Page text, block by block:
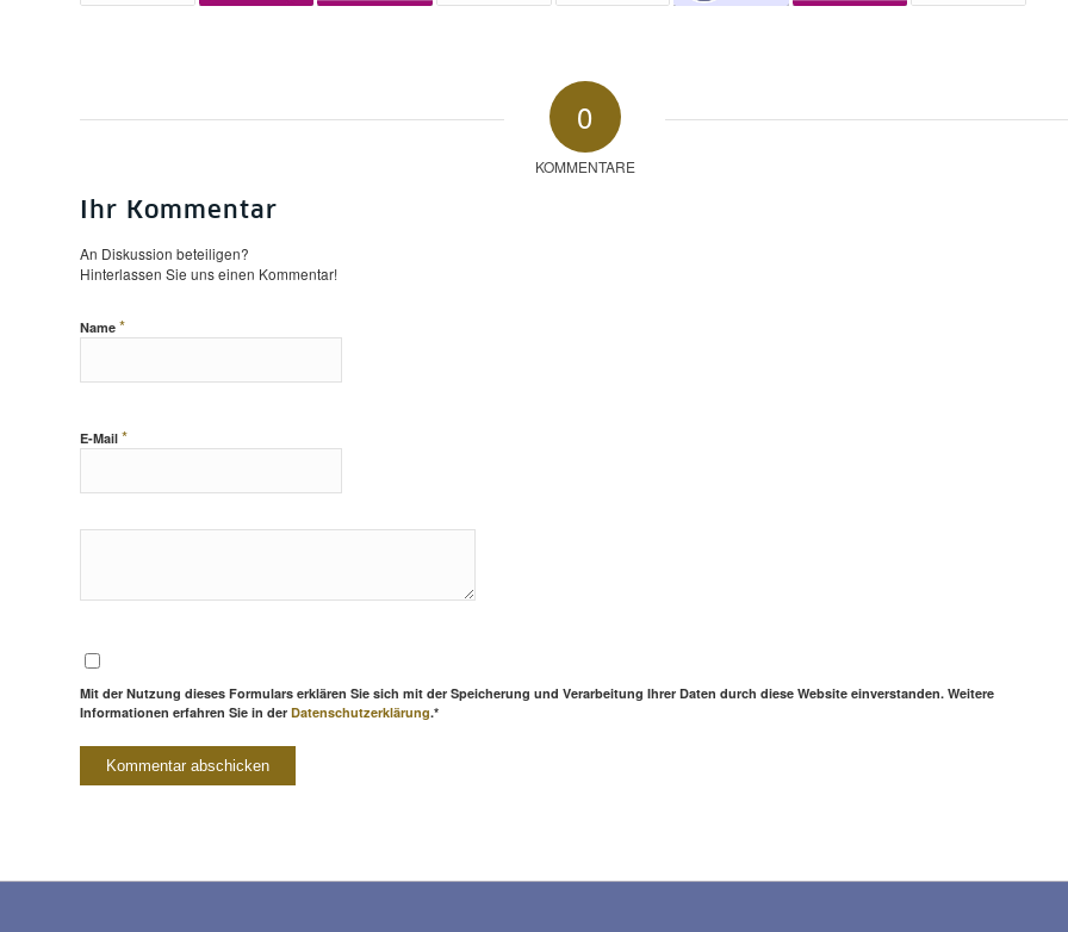
0
KOMMENTARE
Ihr Kommentar
An Diskussion beteiligen?
Hinterlassen Sie uns einen Kommentar!
Name *
E-Mail *
Mit der Nutzung dieses Formulars erklären Sie sich mit der Speicherung und Verarbeitung Ihrer Daten durch diese Website einverstanden. Weitere
Informationen erfahren Sie in der Datenschutzerklärung.*